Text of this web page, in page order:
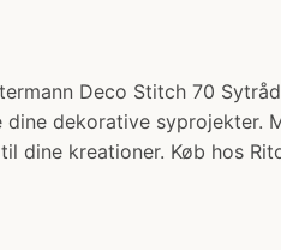
Deco Stitch 70
dekorative syprojekter.
dine kreationer. Køb hos